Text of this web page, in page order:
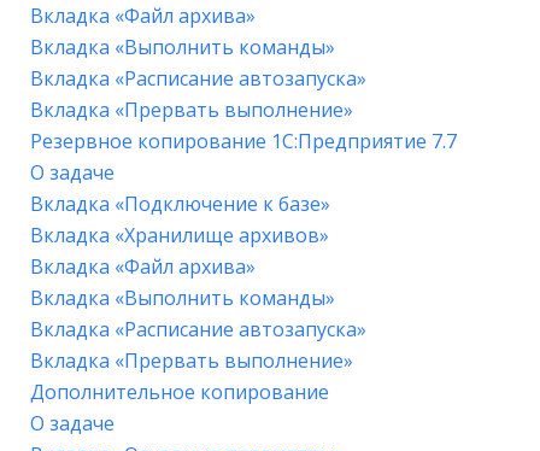
Вкладка «Файл архива»
Вкладка «Выполнить команды»
Вкладка «Расписание автозапуска»
Вкладка «Прервать выполнение»
Резервное копирование 1С:Предприятие 7.7
О задаче
Вкладка «Подключение к базе»
Вкладка «Хранилище архивов»
Вкладка «Файл архива»
Вкладка «Выполнить команды»
Вкладка «Расписание автозапуска»
Вкладка «Прервать выполнение»
Дополнительное копирование
О задаче